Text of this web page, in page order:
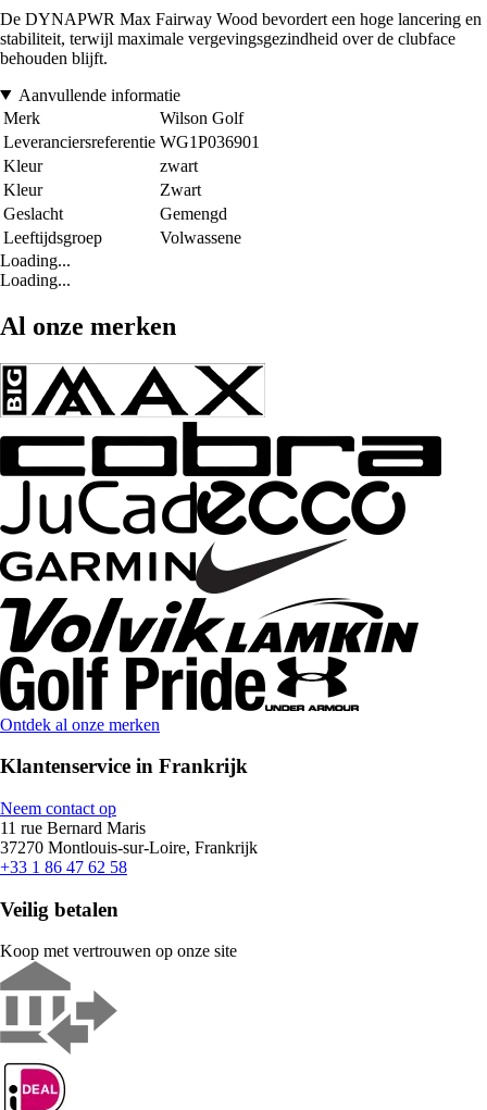
De DYNAPWR Max Fairway Wood bevordert een hoge lancering en
stabiliteit, terwijl maximale vergevingsgezindheid over de clubface
behouden blijft.
Aanvullende informatie
Merk
Wilson Golf
Leveranciersreferentie WG1P036901
Kleur
zwart
Kleur
Zwart
Geslacht
Gemengd
Leeftijdsgroep
Volwassene
Loading...
Loading...
Al onze merken
Ontdek al onze merken
Klantenservice in Frankrijk
Neem contact op
11 rue Bernard Maris
37270 Montlouis-sur-Loire, Frankrijk
+33 1 86 47 62 58
Veilig betalen
Koop met vertrouwen op onze site